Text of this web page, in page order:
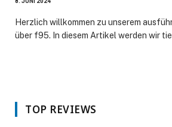
Herzlich willkommen zu unserem
über f95. In diesem Artikel werden wir
TOP REVIEWS